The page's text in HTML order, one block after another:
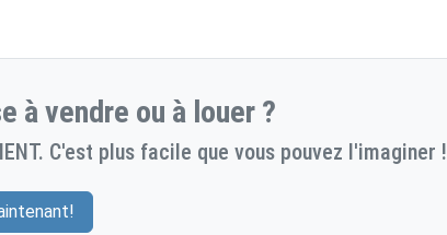
à vendre ou à louer ?
C'est plus facile que vous pouvez l'imaginer !